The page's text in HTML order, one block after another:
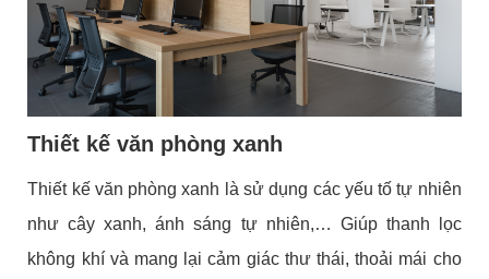
Thiết kế văn phòng xanh
Thiết kế văn phòng xanh là sử dụng các yếu tố tự nhiên
như cây xanh, ánh sáng tự nhiên,… Giúp thanh lọc
không khí và mang lại cảm giác thư thái, thoải mái cho